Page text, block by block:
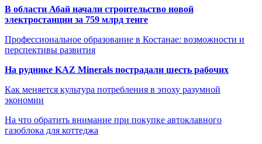
В области Абай начали строительство новой
электростанции за 759 млрд тенге
Профессиональное образование в Костанае: возможности и
перспективы развития
На руднике KAZ Minerals пострадали шесть рабочих
Как меняется культура потребления в эпоху разумной
экономии
На что обратить внимание при покупке автоклавного
газоблока для коттеджа